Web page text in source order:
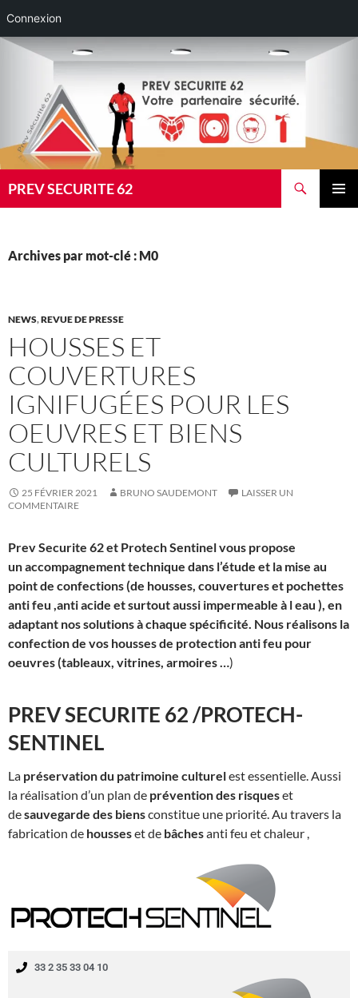
Connexion
Aller
PREV SECURITE 62
Archives par mot-clé : M0
NEWS,REVUE DE PRESSE
HOUSSES ET
COUVERTURES
IGNIFUGÉES POUR LES
OEUVRES ET BIENS
CULTURELS
25 FÉVRIER 2021 BRUNO SAUDEMONT
LAISSER UN
COMMENTAIRE
Prev Securite 62 et Protech Sentinel vous propose
un accompagnement technique dans l’étude et la mise au
point de confections (de housses, couvertures et pochettes
anti feu ,anti acide et surtout aussi impermeable à l eau ), en
adaptant nos solutions à chaque spécificité. Nous réalisons la
confection de vos housses de protection anti feu pour
oeuvres (tableaux, vitrines, armoires … )
PREV SECURITE 62 /PROTECH-
SENTINEL
La préservation du patrimoine culturelest essentielle. Aussi
la réalisation d’un plan de prévention des risqueset
desauvegarde des biensconstitue une priorité. Au travers la
fabrication de housseset de bâchesanti feu et chaleur ,